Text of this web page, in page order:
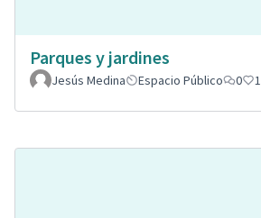
Parques y jardines
Jesús Medina
Espacio Público 0 1